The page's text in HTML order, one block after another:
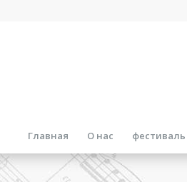
Главная О нас фестиваль